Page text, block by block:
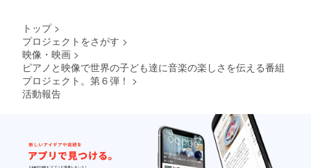
てみた
ルな楽
しみ方
してみ
てくだ
さい。
ます。 ※支援期
メールアドレス
宛にご連絡を差
し上げます。こ
ちらのメール返
信にて、①か②
トップ >
プロジェクトをさがす >
映像・映画 >
ピアノと映像で世界の子ども達に音楽の楽しさを伝える番組
プロジェクト。第６弾！ >
活動報告